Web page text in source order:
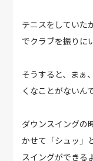
テニスをしていた
でクラブを振りに
そうすると、まぁ
くなことがないん
ダウンスイングの
かせて「シュッ」
スイングができる